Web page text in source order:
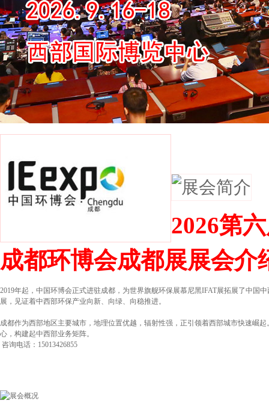
‌2026第
成都环博会成都展展会介
2019年起，中国环博会正式进驻成都，为世界旗舰环保展慕尼黑IFAT展拓展了中国
展，见证着中西部环保产业向新、向绿、向稳推进。
成都作为西部地区主要城市，地理位置优越，辐射性强，正引领着西部城市快速崛
心，构建起中西部业务矩阵。
咨询电话：15013426855